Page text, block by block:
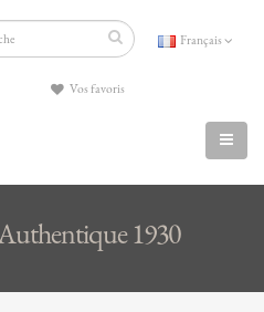
Français
Vos favoris
1930